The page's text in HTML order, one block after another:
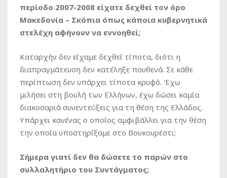
περίοδο 2007-2008 είχατε δεχθεί τον όρο
Μακεδονία – Σκόπια όπως κάποια κυβερνητικά
στελέχη αφήνουν να εννοηθεί;
Καταρχήν δεν είχαμε δεχθεί τίποτα, διότι η
διαπραγμάτευση δεν κατέληξε πουθενά. Σε κάθε
περίπτωση δεν υπάρχει τίποτα κρυφό. Έχω
μιλήσει στη βουλή των Ελλήνων, έχω δώσει καμία
διακοσαριά συνεντεύξεις για τη θέση της Ελλάδος.
Υπάρχει κανένας ο οποίος αμφιβάλλει για την θέση
την οποία υποστηρίξαμε στο Βουκουρέστι;
Σήμερα γιατί δεν θα δώσετε το παρών στο
συλλαλητήριο του Συντάγματος;